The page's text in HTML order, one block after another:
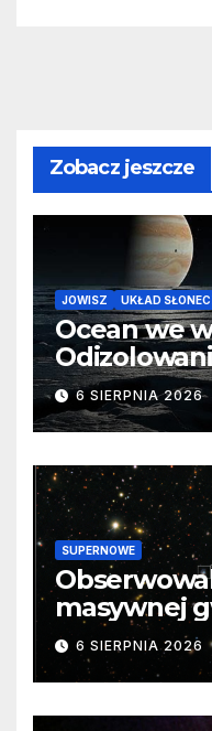
Zobacz jeszcze
JOWISZ UKŁAD
Ocean we
barierę
6 SIERPNIA 2026
SUPERNOWE
masywnej
samego
cenne dane
6 SIERPNIA 2026